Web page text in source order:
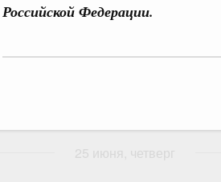
Российской Федерации.
29 июня, понедельник
Мишустин встретится с
Совета Федерации